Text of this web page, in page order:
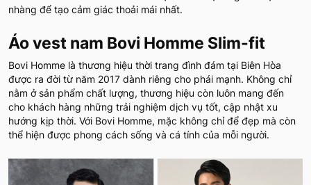
nhàng để tạo cảm giác thoải mái nhất.
Áo vest nam Bovi Homme Slim-fit
Bovi Homme là thương hiệu thời trang đình đám tại Biên Hòa
được ra đời từ năm 2017 dành riêng cho phái mạnh. Không chỉ
nằm ở sản phẩm chất lượng, thương hiệu còn luôn mang đến
cho khách hàng những trải nghiệm dịch vụ tốt, cập nhật xu
hướng kịp thời. Với Bovi Homme, mặc không chỉ để đẹp mà còn
thể hiện được phong cách sống và cá tính của mỗi người.